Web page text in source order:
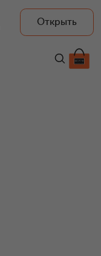
Открыть
79 950 ₽